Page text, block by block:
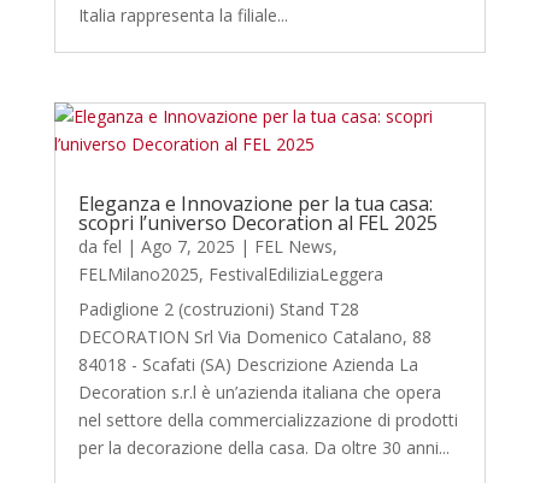
Italia rappresenta la filiale...
Eleganza e Innovazione per la tua casa:
scopri l’universo Decoration al FEL 2025
da fel | Ago 7, 2025 | FEL News,
FELMilano2025, FestivalEdiliziaLeggera
Padiglione 2 (costruzioni) Stand T28
DECORATION Srl Via Domenico Catalano, 88
84018 - Scafati (SA) Descrizione Azienda La
Decoration s.r.l è un’azienda italiana che opera
nel settore della commercializzazione di prodotti
per la decorazione della casa. Da oltre 30 anni...